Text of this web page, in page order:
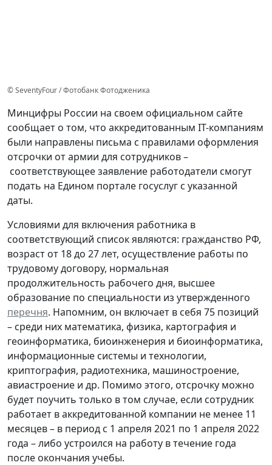
© SeventyFour / Фотобанк Фотодженика
Минцифры России на своем официальном сайте
сообщает о том, что аккредитованным IT-компаниям
были направлены письма с правилами оформления
отсрочки от армии для сотрудников –
соответствующее заявление работодатели смогут
подать на Едином портале госуслуг с указанной
даты.
Условиями для включения работника в
соответствующий список являются: гражданство РФ,
возраст от 18 до 27 лет, осуществление работы по
трудовому договору, нормальная
продолжительность рабочего дня, высшее
образование по специальности из утвержденного
перечня. Напомним, он включает в себя 75 позиций
– среди них математика, физика, картография и
геоинформатика, биоинженерия и биоинформатика,
информационные системы и технологии,
криптография, радиотехника, машиностроение,
авиастроение и др. Помимо этого, отсрочку можно
будет поучить только в том случае, если сотрудник
работает в аккредитованной компании не менее 11
месяцев – в период с 1 апреля 2021 по 1 апреля 2022
года – либо устроился на работу в течение года
после окончания учебы.